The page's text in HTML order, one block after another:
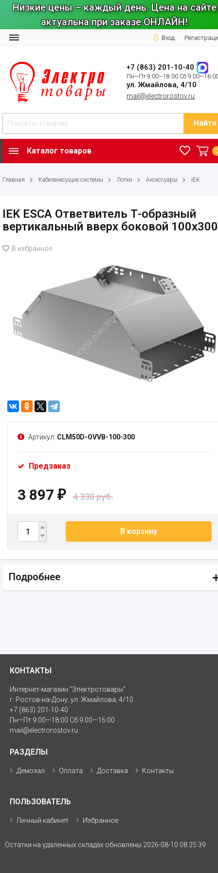
Низкие цены – каждый день. Цена на сайте
актуальна при заказе ОНЛАЙН!
Вход
+7 (863) 201-10-40
Пн—Пт 9:00—18:00 Сб
ул. Жмайлова, 4/10
mail@electrorostov.ru
Найти
Каталог товаров
Главная Кабеленесущие системы Лотки Аксессуары IEK
IEK ESCA Ответвитель Т-образный
вертикальный вверх боковой 100х300
В избранное
Артикул: CLM50D-OVVB-100-300
Предзаказ
3 897 ₽ 4 330 руб.
В корзину
Подробнее
КОНТАКТЫ
Интернет-магазин "Электротовары"
г. Ростов-на-Дону, ул. Жмайлова, 4/10
+7 (863) 201-10-40
Пн—Пт 9:00—18:00 Сб 9:00—16:00
mail@electrorostov.ru
РАЗДЕЛЫ
Демозал Оплата Доставка Контакты
ПОЛЬЗОВАТЕЛЬ
Личный кабинет Избранное
Остатки на удаленных складах обновлены 2026-08-10 08:25:39.